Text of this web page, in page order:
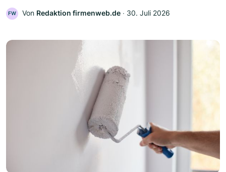
FW Von Redaktion firmenweb.de ‧ 30. Juli 2026